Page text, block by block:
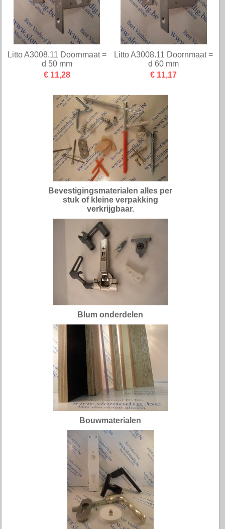
Litto A3008.11 Doornmaat =
d 50 mm
€ 11,28
Litto A3008.11 Doornmaat =
d 60 mm
€ 11,17
Bevestigingsmaterialen alles per
stuk of kleine verpakking
verkrijgbaar.
Blum onderdelen
Bouwmaterialen